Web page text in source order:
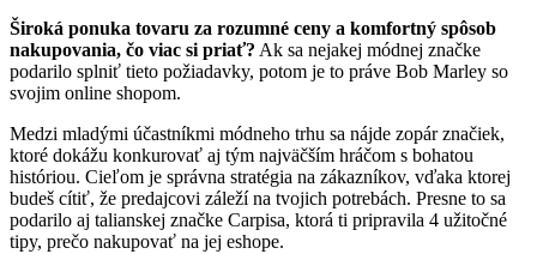
Široká ponuka tovaru za rozumné ceny a komfortný spôsob
nakupovania, čo viac si priať? Ak sa nejakej módnej značke
podarilo splniť tieto požiadavky, potom je to práve Bob Marley so
svojim online shopom.
Medzi mladými účastníkmi módneho trhu sa nájde zopár značiek,
ktoré dokážu konkurovať aj tým najväčším hráčom s bohatou
históriou. Cieľom je správna stratégia na zákazníkov, vďaka ktorej
budeš cítiť, že predajcovi záleží na tvojich potrebách. Presne to sa
podarilo aj talianskej značke Carpisa, ktorá ti pripravila 4 užitočné
tipy, prečo nakupovať na jej eshope.